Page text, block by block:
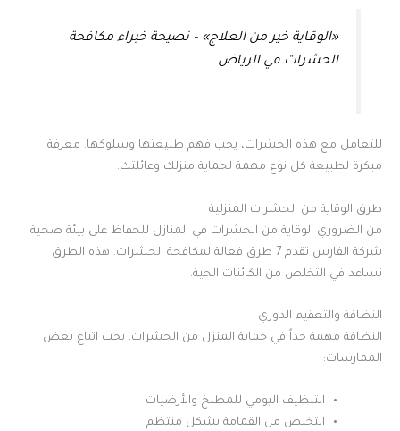
«الوقاية خير من العلاج» – نصيحة خبراء مكافحة
الحشرات في الرياض
للتعامل مع هذه الحشرات، يجب فهم طبيعتها وسلوكها. معرفة
مبكرة لطبيعة كل نوع مهمة لحماية منزلك وعائلتك.
طرق الوقاية من الحشرات المنزلية
من الضروري الوقاية من الحشرات في المنازل للحفاظ على بيئة صحية.
شركة الفارس تقدم 7 طرق فعالة لمكافحة الحشرات. هذه الطرق
تساعد في التخلص من الكائنات الحية.
النظافة والتعقيم الدوري
النظافة مهمة جداً في حماية المنزل من الحشرات. يجب اتباع بعض
الممارسات:
التنظيف اليومي للمطبخ والأرضيات
التخلص من القمامة بشكل منتظم